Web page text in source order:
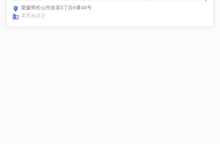
愛媛県松山市姫原3丁目6番48号
業界未設定